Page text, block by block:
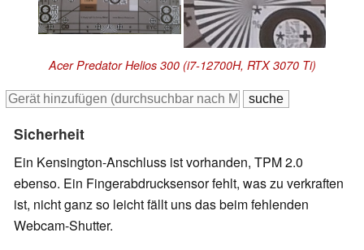
Acer Predator Helios 300 (i7-12700H, RTX 3070 Ti)
Sicherheit
Ein Kensington-Anschluss ist vorhanden, TPM 2.0
ebenso. Ein Fingerabdrucksensor fehlt, was zu verkraften
ist, nicht ganz so leicht fällt uns das beim fehlenden
Webcam-Shutter.